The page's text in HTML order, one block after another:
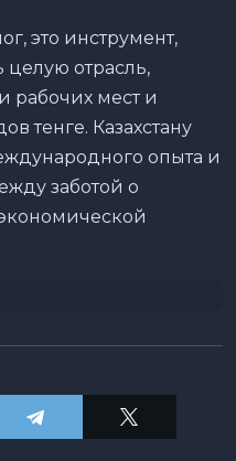
это инструмент,
отрасль,
рабочих мест и
тенге. Казахстану
опыта и
заботой о